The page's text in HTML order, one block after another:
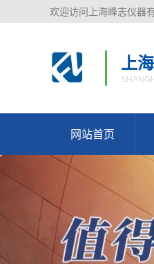
欢迎访问上海峰志仪器
上
网站首页